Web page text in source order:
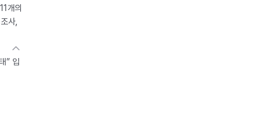
개의
사,
” 입